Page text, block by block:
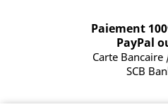
Paiement
PayPal
Carte
SCB